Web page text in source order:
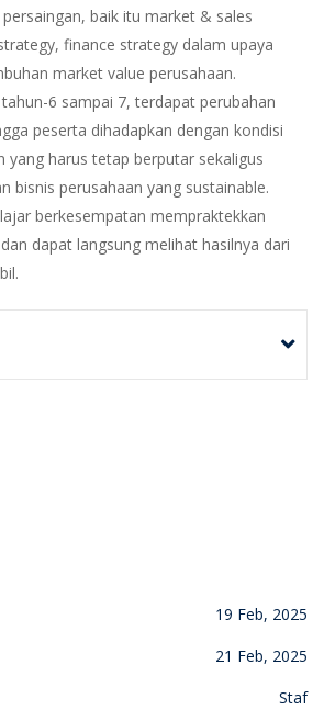
baik itu market & sales
finance strategy dalam upaya
market value perusahaan.
6 sampai 7, terdapat perubahan
peserta dihadapkan dengan kondisi
yang harus tetap berputar sekaligus
bisnis perusahaan yang sustainable.
berkesempatan mempraktekkan
dapat langsung melihat hasilnya dari
19 Feb, 2025
21 Feb, 2025
Staf